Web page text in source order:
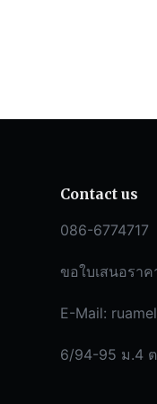
Contact us
086-6774717
ขอใบเสนอรา
E-Mail:
6/94-95 ม.4